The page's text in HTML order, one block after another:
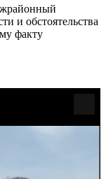
и обстоятельства
факту